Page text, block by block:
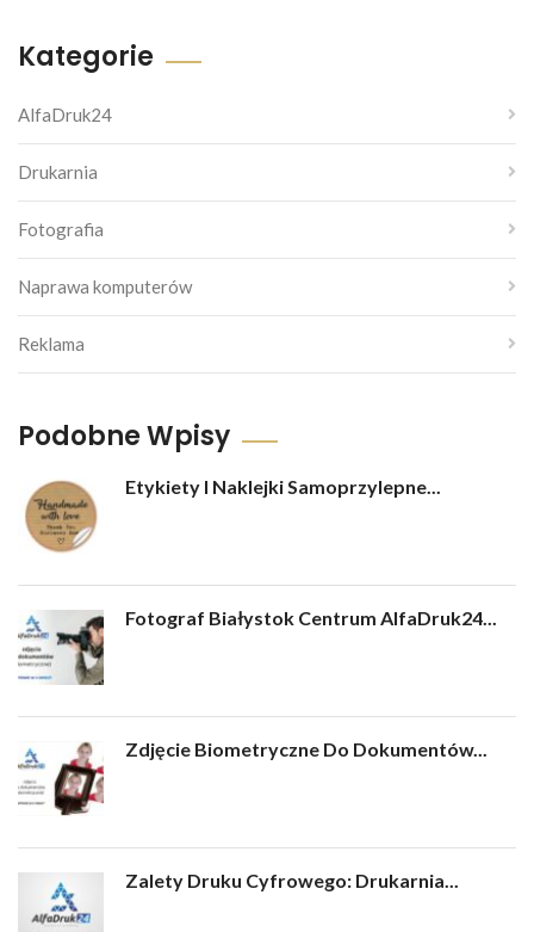
Kategorie
AlfaDruk24
Drukarnia
Fotografia
Naprawa komputerów
Reklama
Podobne Wpisy
Etykiety I Naklejki Samoprzylepne...
Fotograf Białystok Centrum AlfaDruk24...
Zdjęcie Biometryczne Do Dokumentów...
Zalety Druku Cyfrowego: Drukarnia...